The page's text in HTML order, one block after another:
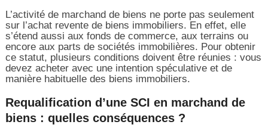
L’activité de marchand de biens ne porte pas seulement
sur l’achat revente de biens immobiliers. En effet, elle
s’étend aussi aux fonds de commerce, aux terrains ou
encore aux parts de sociétés immobilières. Pour obtenir
ce statut, plusieurs conditions doivent être réunies : vous
devez acheter avec une intention spéculative et de
manière habituelle des biens immobiliers.
Requalification d’une SCI en marchand de
biens : quelles conséquences ?